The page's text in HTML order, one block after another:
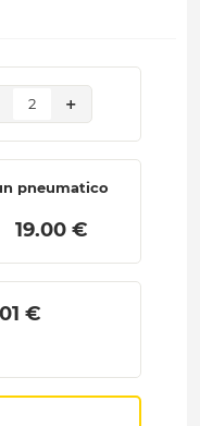
2 +
pneumatico
19.00 €
€